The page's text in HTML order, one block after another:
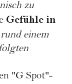
zu
Gefühle in
einem
"G Spot"-